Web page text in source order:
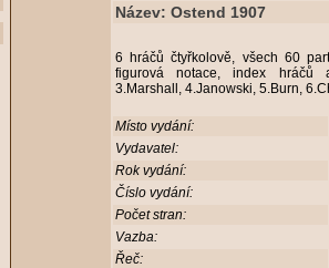
Název: Ostend 1907
6 hráčů čtyřkolově, všech 60
figurová notace, index hráčů
3.Marshall, 4.Janowski, 5.Burn,
Místo vydání:
Vydavatel:
Rok vydání:
Číslo vydání:
Počet stran:
Vazba:
Řeč: